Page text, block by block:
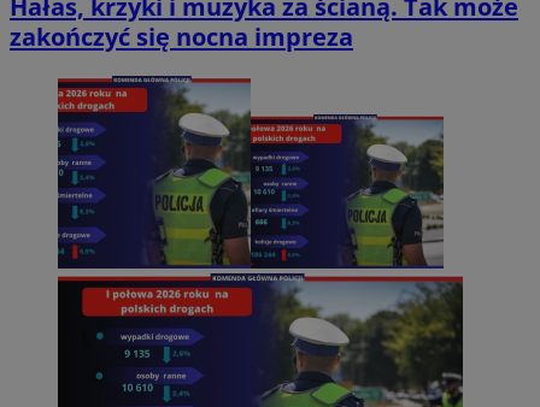
Hałas, krzyki i muzyka za ścianą. Tak może
zakończyć się nocna impreza